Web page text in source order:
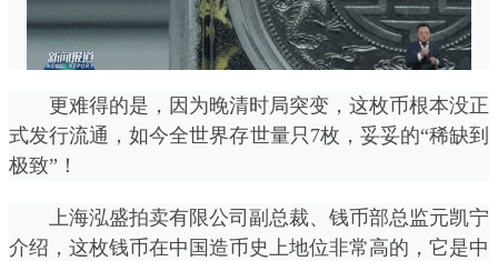
更难得的是，因为晚清时局突变，这枚币根本没正
式发行流通，如今全世界存世量只7枚，妥妥的“稀缺到
极致”！
上海泓盛拍卖有限公司副总裁、钱币部总监元凯宁
介绍，这枚钱币在中国造币史上地位非常高的，它是中